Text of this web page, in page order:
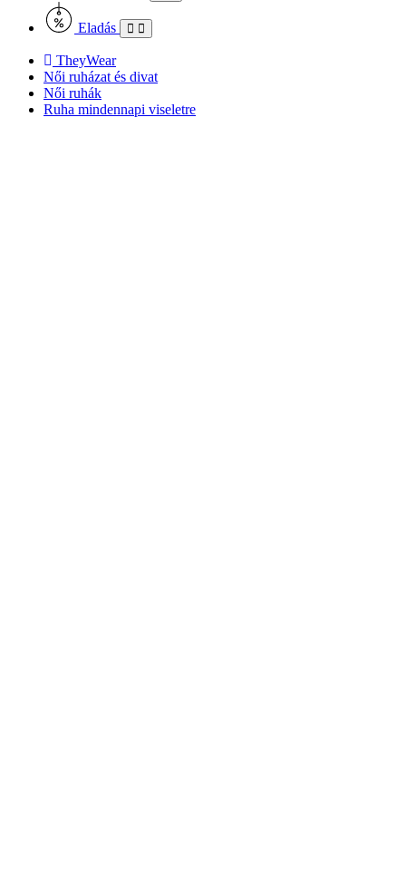
Eladás
TheyWear
Női ruházat és divat
Női ruhák
Ruha mindennapi viseletre